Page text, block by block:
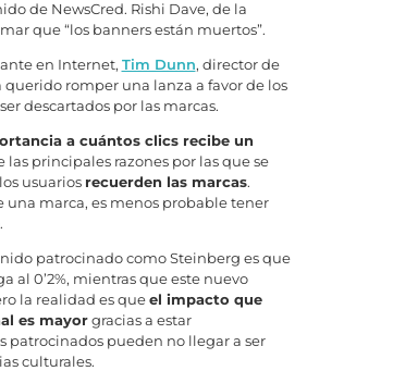
de NewsCred. Rishi Dave, de la
que “los banners están muertos”.
en Internet, Tim Dunn, director de
romper una lanza a favor de los
descartados por las marcas.
a cuántos clics recibe un
principales razones por las que se
usuarios recuerden las marcas.
una marca, es menos probable tener
patrocinado como Steinberg es que
al 0’2%, mientras que este nuevo
la realidad es queel impacto que
es mayorgracias a estar
pueden no llegar a ser
culturales.